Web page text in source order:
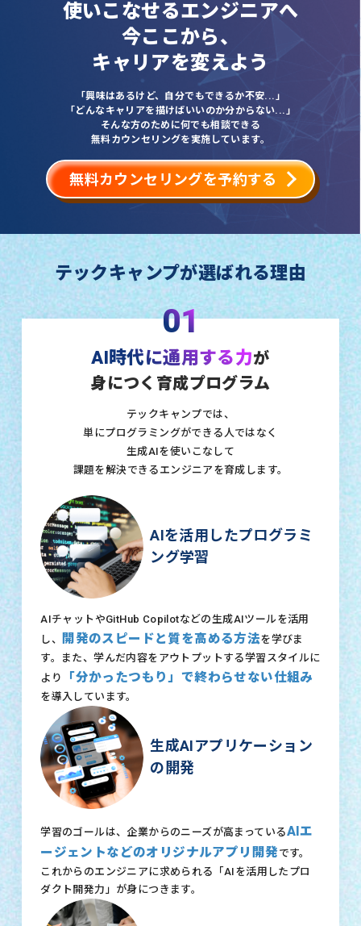
使いこなせるエンジニアへ
今ここから、
キャリアを変えよう
「興味はあるけど、自分でもできるか不安...」
「どんなキャリアを描けばいいのか分からない...」
そんな方のために何でも相談できる
無料カウンセリングを実施しています。
無料カウンセリングを予約する
テックキャンプが選ばれる理由
01
AI時代に通用する力が
身につく育成プログラム
テックキャンプでは、
単にプログラミングができる人ではなく
生成AIを使いこなして
課題を解決できるエンジニアを育成します。
AIを活用したプログラミ
ング学習
AIチャットやGitHub Copilotなどの生成AIツールを活用
し、
開発のスピードと質を高める方法を学びま
す。また、学んだ内容をアウトプットする学習スタイルに
より
「分かったつもり」で終わらせない仕組み
を導入しています。
生成AIアプリケーション
の開発
学習のゴールは、企業からのニーズが高まっているAIエ
ージェントなどのオリジナルアプリ開発です。
これからのエンジニアに求められる「AIを活用したプロ
ダクト開発力」が身につきます。